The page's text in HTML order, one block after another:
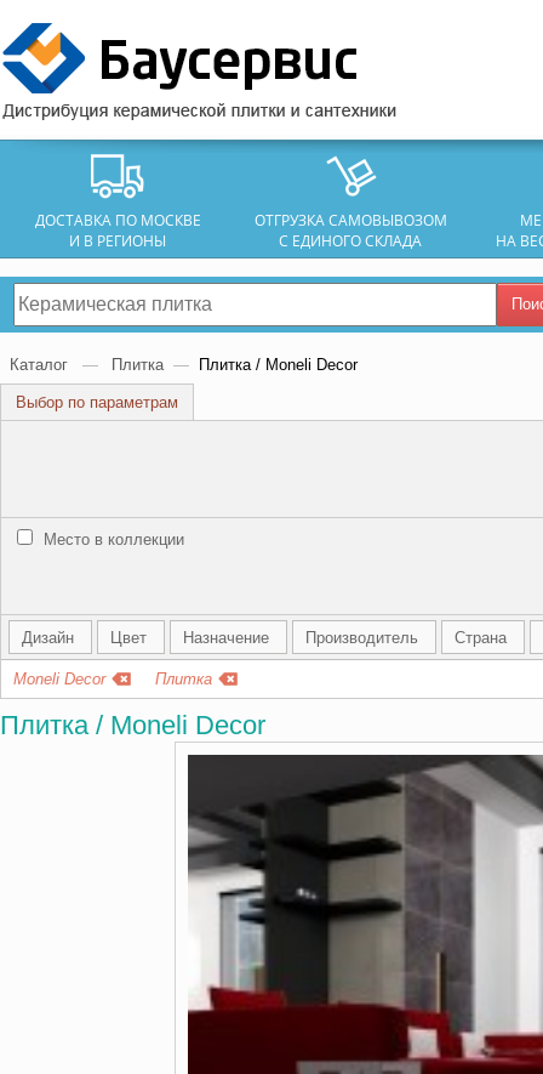
ДОСТАВКА ПО МОСКВЕ
И В РЕГИОНЫ
ОТГРУЗКА САМОВЫВОЗОМ
С ЕДИНОГО СКЛАДА
НА
Каталог — Плитка — Плитка / Moneli Decor
Выбор по параметрам
Место в коллекции
Дизайн Цвет Назначение Производитель Страна
Moneli Decor Плитка
Плитка / Moneli Decor